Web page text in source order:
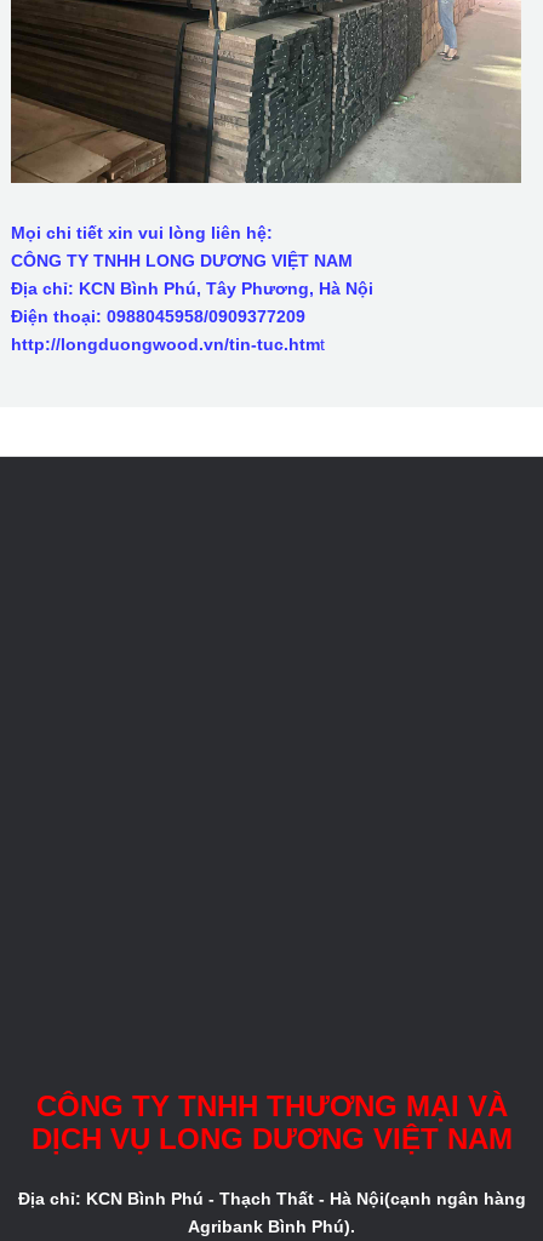
Mọi chi tiết xin vui lòng liên hệ:
CÔNG TY TNHH LONG DƯƠNG VIỆT NAM
Địa chỉ: KCN Bình Phú, Tây Phương, Hà Nội
Điện thoại: 0988045958/0909377209
http://longduongwood.vn/tin-tuc.htmt
CÔNG TY TNHH THƯƠNG MẠI VÀ
DỊCH VỤ LONG DƯƠNG VIỆT NAM
Địa chỉ: KCN Bình Phú - Thạch Thất - Hà Nội(cạnh ngân hàng
Agribank Bình Phú).